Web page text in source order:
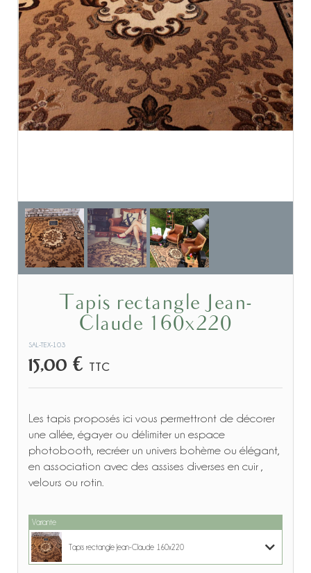
Claude 160x220
SAL-TEX-103
15,00 € TTC
Les tapis proposés ici vous permettront de décorer
une allée, égayer ou délimiter un espace
photobooth, recréer un univers bohème ou élégant,
en association avec des assises diverses en cuir ,
velours ou rotin.
Variante
Tapis rectangle Jean-Claude 160x220